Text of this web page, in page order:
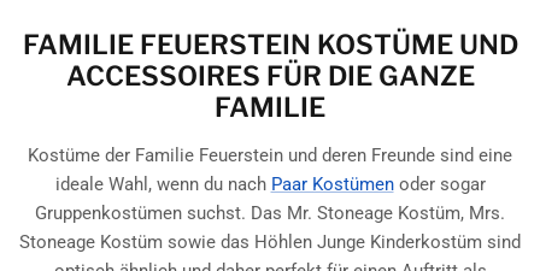
FAMILIE FEUERSTEIN KOSTÜME UND
ACCESSOIRES FÜR DIE GANZE
FAMILIE
Kostüme der Familie Feuerstein und deren Freunde sind eine
ideale Wahl, wenn du nach Paar Kostümenoder sogar
Gruppenkostümen suchst. Das Mr. Stoneage Kostüm, Mrs.
Stoneage Kostüm sowie das Höhlen Junge Kinderkostüm sind